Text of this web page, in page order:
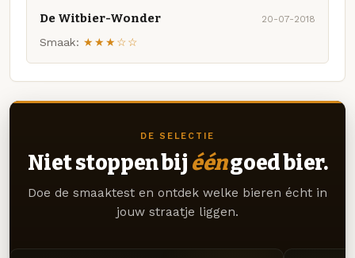
De Witbier-Wonder 20-07-2018
Smaak: ★★★☆☆
DE SELECTIE
Niet stoppen bij ééngoed bier.
Doe de smaaktest en ontdek welke bieren écht in
jouw straatje liggen.